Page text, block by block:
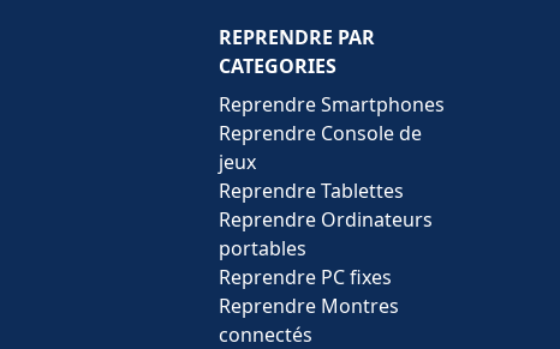
REPRENDRE PAR
CATEGORIES
Reprendre Smartphones
Reprendre Console de
jeux
Reprendre Tablettes
Reprendre Ordinateurs
portables
Reprendre PC fixes
Reprendre Montres
connectés